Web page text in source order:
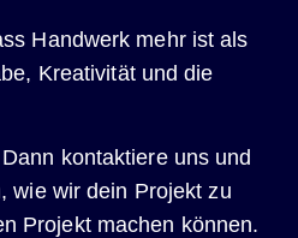
Handwerk mehr ist als
Kreativität und die
kontaktiere uns und
wie wir dein Projekt zu
Projekt machen können.